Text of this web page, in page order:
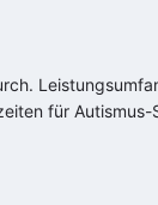
für Autismus-